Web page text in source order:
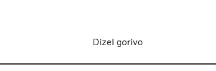
Dizel gorivo